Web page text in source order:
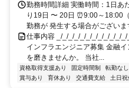
勤務時間詳細 実働時間：1日あ
り19日 〜 20日 ⏰9:00～18:00
勤務が 発生する場合がございま
仕事内容 _/_/_/_/_/_/_/_/_/_/_/
インフラエンジニア募集 金融
を磨きませんか。 当社...
資格取得支援あり 固定時間制 転勤なし
賞与あり
育休あり 交通費支給 土日